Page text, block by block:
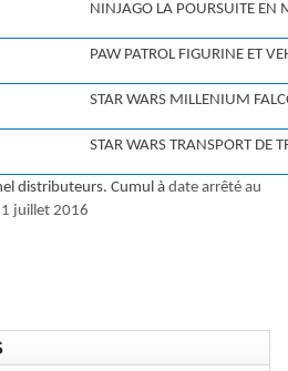
NINJAGO LA POURSUITE EN
PAW PATROL FIGURINE ET
STAR WARS MILLENIUM
STAR WARS TRANSPORTDE
distributeurs. Cumul à date arrêté au
juillet 2016